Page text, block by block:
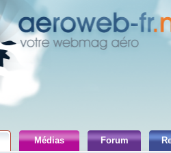
Médias Forum